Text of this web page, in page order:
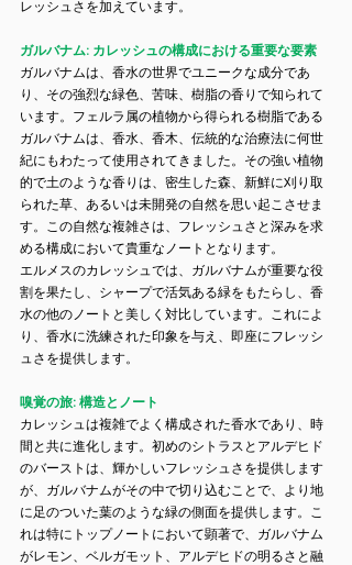
レッシュさを加えています。
ガルバナム: カレッシュの構成における重要な要素
ガルバナムは、香水の世界でユニークな成分であ
り、その強烈な緑色、苦味、樹脂の香りで知られて
います。フェルラ属の植物から得られる樹脂である
ガルバナムは、香水、香木、伝統的な治療法に何世
紀にもわたって使用されてきました。その強い植物
的で土のような香りは、密生した森、新鮮に刈り取
られた草、あるいは未開発の自然を思い起こさせま
す。この自然な複雑さは、フレッシュさと深みを求
める構成において貴重なノートとなります。
エルメスのカレッシュでは、ガルバナムが重要な役
割を果たし、シャープで活気ある緑をもたらし、香
水の他のノートと美しく対比しています。これによ
り、香水に洗練された印象を与え、即座にフレッシ
ュさを提供します。
嗅覚の旅: 構造とノート
カレッシュは複雑でよく構成された香水であり、時
間と共に進化します。初めのシトラスとアルデヒド
のバーストは、輝かしいフレッシュさを提供します
が、ガルバナムがその中で切り込むことで、より地
に足のついた葉のような緑の側面を提供します。こ
れは特にトップノートにおいて顕著で、ガルバナム
がレモン、ベルガモット、アルデヒドの明るさと融